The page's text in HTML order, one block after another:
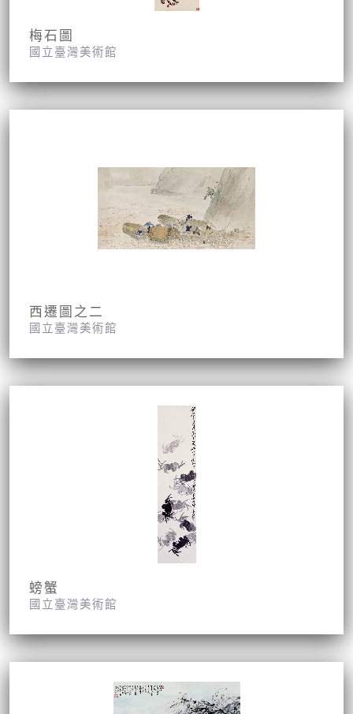
梅石圖
國立臺灣美術館
西遷圖之二
國立臺灣美術館
螃蟹
國立臺灣美術館